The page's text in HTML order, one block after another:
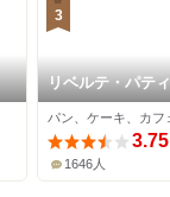
3
リベルテ・パテ
ー・ブーランジ
東京本店・吉祥寺
パン、ケーキ、カフ
3.75
1646人